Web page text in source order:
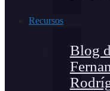
Recursos
Blog